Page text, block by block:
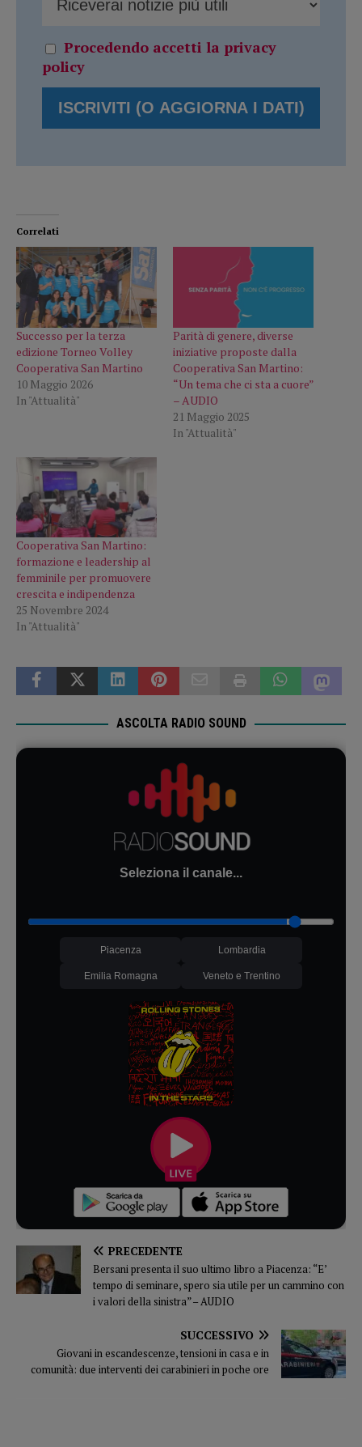
Procedendo accetti la privacy
policy
Correlati
Successo per la terza
edizione Torneo Volley
Cooperativa San Martino
10 Maggio 2026
In "Attualità"
Parità di genere, diverse
iniziative proposte dalla
Cooperativa San Martino:
“Un tema che ci sta a cuore”
– AUDIO
21 Maggio 2025
In "Attualità"
Cooperativa San Martino:
formazione e leadership al
femminile per promuovere
crescita e indipendenza
25 Novembre 2024
In "Attualità"
ASCOLTA RADIO SOUND
Seleziona il canale...
Piacenza Lombardia
Emilia Romagna Veneto e Trentino
PRECEDENTE
Bersani presenta il suo ultimo libro a Piacenza: “E’
tempo di seminare, spero sia utile per un cammino con
i valori della sinistra” – AUDIO
SUCCESSIVO
Giovani in escandescenze, tensioni in casa e in
comunità: due interventi dei carabinieri in poche ore